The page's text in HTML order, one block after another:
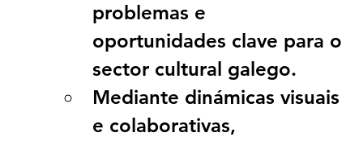
problemas e
oportunidades clave para o
sector cultural galego.
Mediante dinámicas visuais
e colaborativas,